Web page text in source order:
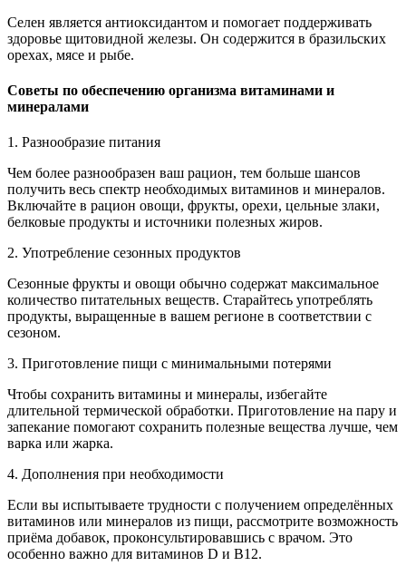
Селен является антиоксидантом и помогает поддерживать
здоровье щитовидной железы. Он содержится в бразильских
орехах, мясе и рыбе.
Советы по обеспечению организма витаминами и
минералами
1. Разнообразие питания
Чем более разнообразен ваш рацион, тем больше шансов
получить весь спектр необходимых витаминов и минералов.
Включайте в рацион овощи, фрукты, орехи, цельные злаки,
белковые продукты и источники полезных жиров.
2. Употребление сезонных продуктов
Сезонные фрукты и овощи обычно содержат максимальное
количество питательных веществ. Старайтесь употреблять
продукты, выращенные в вашем регионе в соответствии с
сезоном.
3. Приготовление пищи с минимальными потерями
Чтобы сохранить витамины и минералы, избегайте
длительной термической обработки. Приготовление на пару и
запекание помогают сохранить полезные вещества лучше, чем
варка или жарка.
4. Дополнения при необходимости
Если вы испытываете трудности с получением определённых
витаминов или минералов из пищи, рассмотрите возможность
приёма добавок, проконсультировавшись с врачом. Это
особенно важно для витаминов D и B12.